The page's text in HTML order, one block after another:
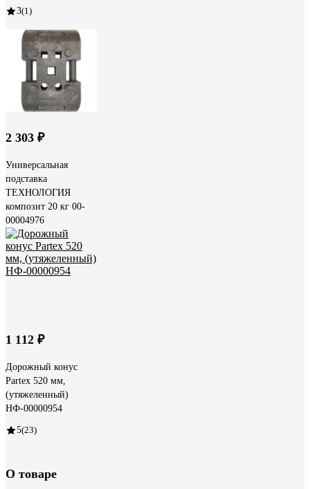
3(1)
2 303 ₽
Универсальная
подставка
ТЕХНОЛОГИЯ
композит 20 кг 00-
00004976
1 112 ₽
Дорожный конус
Partex 520 мм,
(утяжеленный)
НФ-00000954
5(23)
О товаре